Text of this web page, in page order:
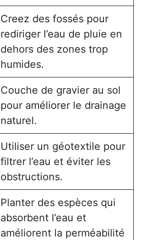
Creez des fossés pour
rediriger l’eau de pluie en
dehors des zones trop
humides.
Couche de gravier au sol
pour améliorer le drainage
naturel.
Utiliser un géotextile pour
filtrer l’eau et éviter les
obstructions.
Planter des espèces qui
absorbent l’eau et
améliorent la perméabilité